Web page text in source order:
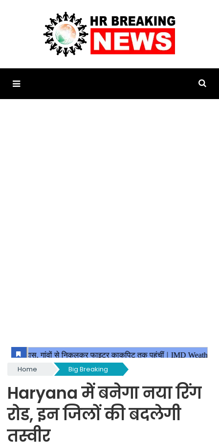
Home Big Breaking
Haryana में बनेगा नया रिंग
रोड, इन जिलों की बदलेगी
तस्वीर